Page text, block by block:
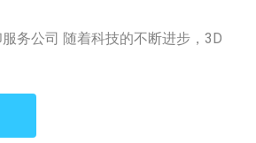
务公司 随着科技的不断进步，3D